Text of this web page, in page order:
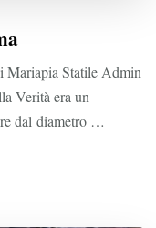
Mariapia Statile Admin
Verità era un
dal diametro …